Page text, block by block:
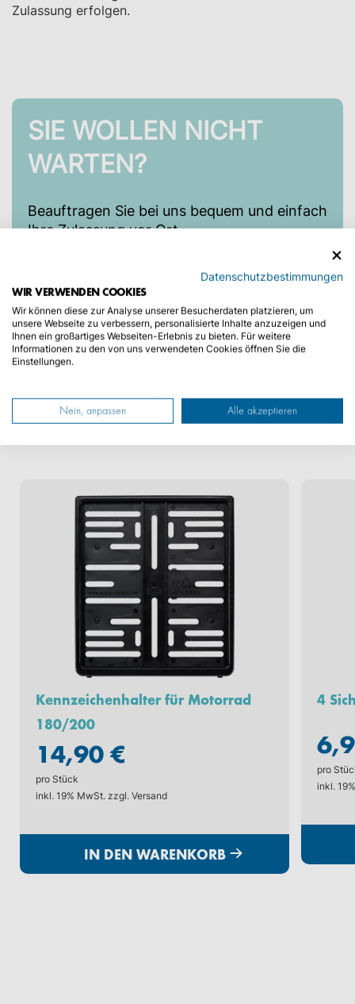
Zulassung erfolgen.
SIE WOLLEN NICHT
WARTEN?
Beauftragen Sie bei uns bequem und einfach
Ihre Zulassung vor Ort.
JETZT ONLINE ZULASSEN
DAS KÖNNTE SIE AUCH
INTERESSIEREN
Kennzeichenhalter für Motorrad
180/200
14,90 €
pro Stück
inkl. 19% MwSt. zzgl. Versand
IN DEN WARENKORB
4
pro
inkl.
Datenschutzbestimmungen
WIR VERWENDEN COOKIES
Wir können diese zur Analyse unserer Besucherdaten platzieren, um
unsere Webseite zu verbessern, personalisierte Inhalte anzuzeigen und
Ihnen ein großartiges Webseiten-Erlebnis zu bieten. Für weitere
Informationen zu den von uns verwendeten Cookies öffnen Sie die
Einstellungen.
Nein, anpassen Alle akzeptieren